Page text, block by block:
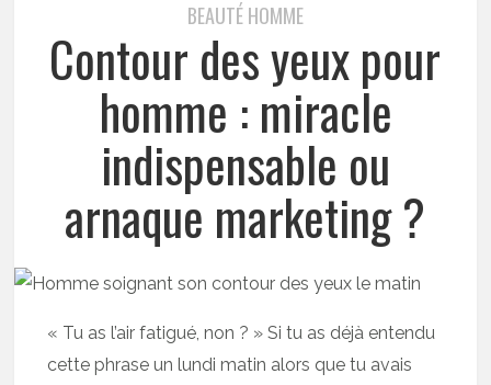
BEAUTÉ HOMME
Contour des yeux pour
homme : miracle
indispensable ou
arnaque marketing ?
« Tu as l’air fatigué, non ? » Si tu as déjà entendu
cette phrase un lundi matin alors que tu avais